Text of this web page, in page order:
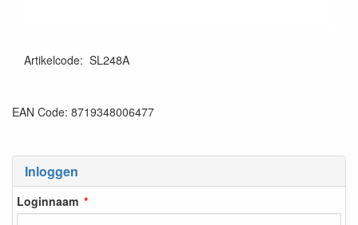
Inloggen
Loginnaam
Artikelcode: SL248A
EAN Code: 8719348006477